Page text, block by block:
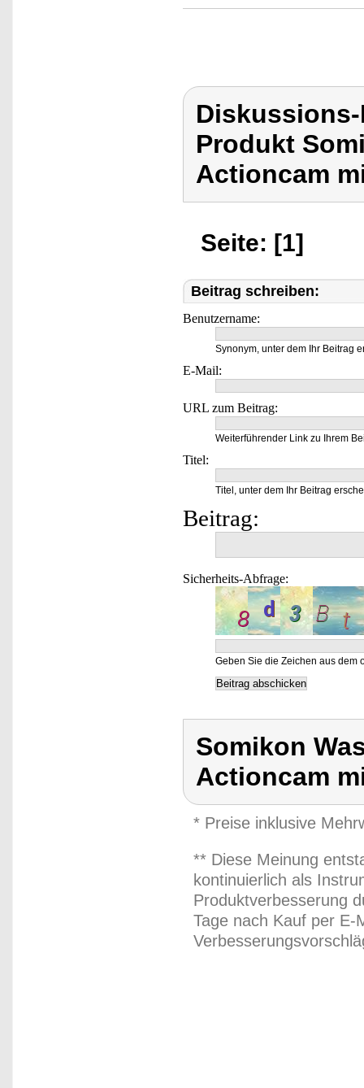
Produkt
Actioncam
Seite: [1]
Beitrag schreiben:
Benutzername:
Synonym, unter dem Ihr Beitrag
E-Mail:
URL zum Beitrag:
Weiterführender Link zu Ihrem
Titel:
Titel, unter dem Ihr Beitrag
Beitrag:
Sicherheits-Abfrage:
Geben Sie die Zeichen aus dem
Somikon
Actioncam
* Preise inklusive
** Diese Meinung
kontinuierlich als
Produktverbesserung
Tage nach Kauf per E-